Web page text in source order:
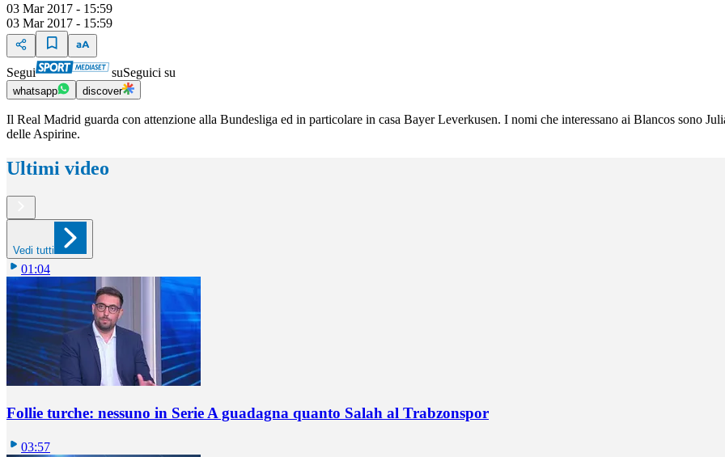
03 Mar 2017 - 15:59
03 Mar 2017 - 15:59
Segui suSeguici su
whatsapp discover
Il Real Madrid guarda con attenzione alla Bundesliga ed in particolare in casa Bayer Leverkusen. I nomi che interessano ai Blancos sono
delle Aspirine.
Ultimi video
Vedi tutti
01:04
Follie turche: nessuno in Serie A guadagna quanto Salah al Trabzonspor
03:57